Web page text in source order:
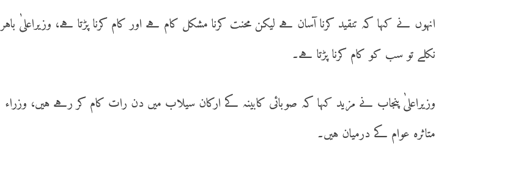
انہوں نے کہا کہ تنقید کرنا آسان ہے لیکن محنت کرنا مشکل کام ہے اور کام کرنا پڑتا ہے، وزیراعلیٰ باہر
نکلے تو سب کو کام کرنا پڑتا ہے۔
وزیراعلیٰ پنجاب نے مزید کہا کہ صوبائی کابینہ کے ارکان سیلاب میں دن رات کام کر رہے ہیں، وزراء
متاثرہ عوام کے درمیان ہیں۔